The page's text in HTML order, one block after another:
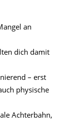
an
dich damit
– erst
physische
Achterbahn,